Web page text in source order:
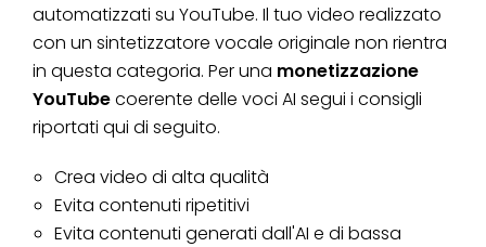
automatizzati su YouTube. Il tuo video realizzato
con un sintetizzatore vocale originale non rientra
in questa categoria. Per una monetizzazione
YouTubecoerente delle voci AI segui i consigli
riportati qui di seguito.
Crea video di alta qualità
Evita contenuti ripetitivi
Evita contenuti generati dall'AI e di bassa